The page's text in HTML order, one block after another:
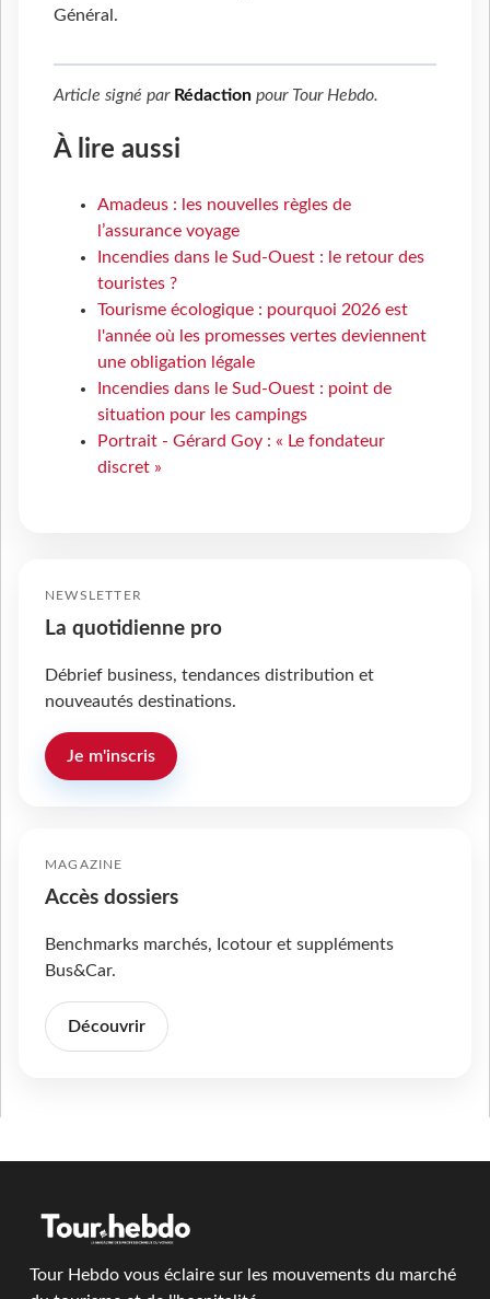
Général.
Article signé par Rédaction pour Tour Hebdo.
À lire aussi
Amadeus : les nouvelles règles de
l’assurance voyage
Incendies dans le Sud-Ouest : le retour des
touristes ?
Tourisme écologique : pourquoi 2026 est
l'année où les promesses vertes deviennent
une obligation légale
Incendies dans le Sud-Ouest : point de
situation pour les campings
Portrait - Gérard Goy : « Le fondateur
discret »
NEWSLETTER
La quotidienne pro
Débrief business, tendances distribution et
nouveautés destinations.
Je m'inscris
MAGAZINE
Accès dossiers
Benchmarks marchés, Icotour et suppléments
Bus&Car.
Découvrir
Tour Hebdo vous éclaire sur les mouvements du marché